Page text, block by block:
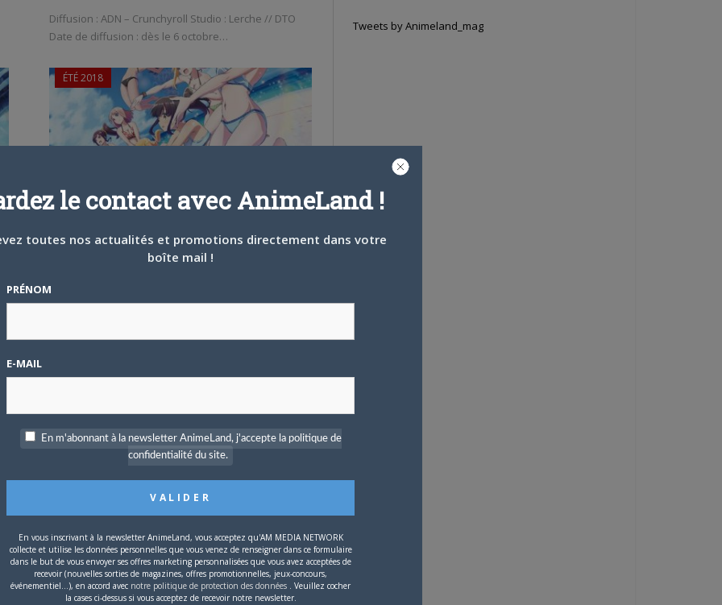
Diffusion : ADN – Crunchyroll Studio : Lerche // DTO
Date de diffusion : dès le 6 octobre…
ÉTÉ 2018
23 JUILLET 2018 0
Diffusion : ADN Studio : NC Date de diffusion : chaque
23 JUILLET 2018 0
Diffusion : ADN Studio : Date de diffusion : chaque
vendredi à 19h35 Durée : NC Genre : NC…
ÉTÉ 2018
Tweets by Animeland_mag
le contact avec AnimeLand !
toutes nos actualités et promotions directement dans votre
boîte mail !
PRÉNOM
E-MAIL
En m'abonnant à la newsletter AnimeLand, j'accepte la politique de
confidentialité du site.
En vous inscrivant à la newsletter AnimeLand, vous acceptez qu'AM MEDIA NETWORK
collecte et utilise les données personnelles que vous venez de renseigner dans ce formulaire
dans le but de vous envoyer ses offres marketing personnalisées que vous avez acceptées de
recevoir (nouvelles sorties de magazines, offres promotionnelles, jeux-concours,
événementiel...), en accord avec notre politique de protection des données . Veuillez cocher
la cases ci-dessus si vous acceptez de recevoir notre newsletter.